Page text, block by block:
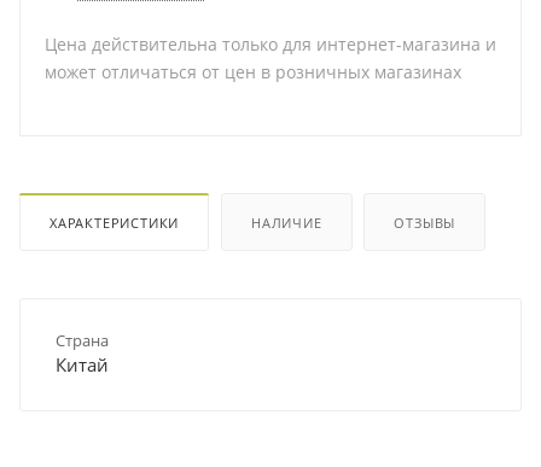
Цена действительна только для интернет-магазина и
может отличаться от цен в розничных магазинах
ХАРАКТЕРИСТИКИ НАЛИЧИЕ ОТЗЫВЫ
Страна
Китай